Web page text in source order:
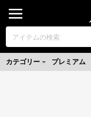
カテゴリー プレミアム